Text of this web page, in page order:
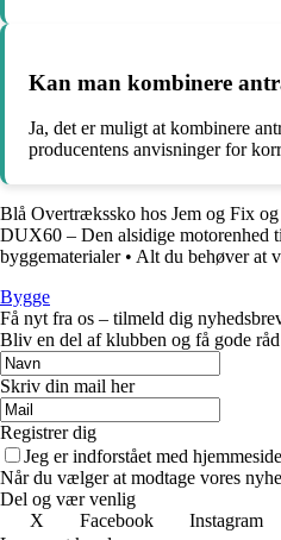
Kan man kombinere
Ja, det er muligt at kombinere
producentens anvisninger for
Blå Overtrækssko hos Jem og Fix
DUX60 – Den alsidige motorenhed
byggematerialer• Alt du behøver at
Bygge
Få nyt fra os – tilmeld dig
Bliv en del af klubben og få gode
Skriv din mail her
Registrer dig
Jeg er indforstået med
Når du vælger at modtage vores
Del og vær venlig
X
Facebook Instagram